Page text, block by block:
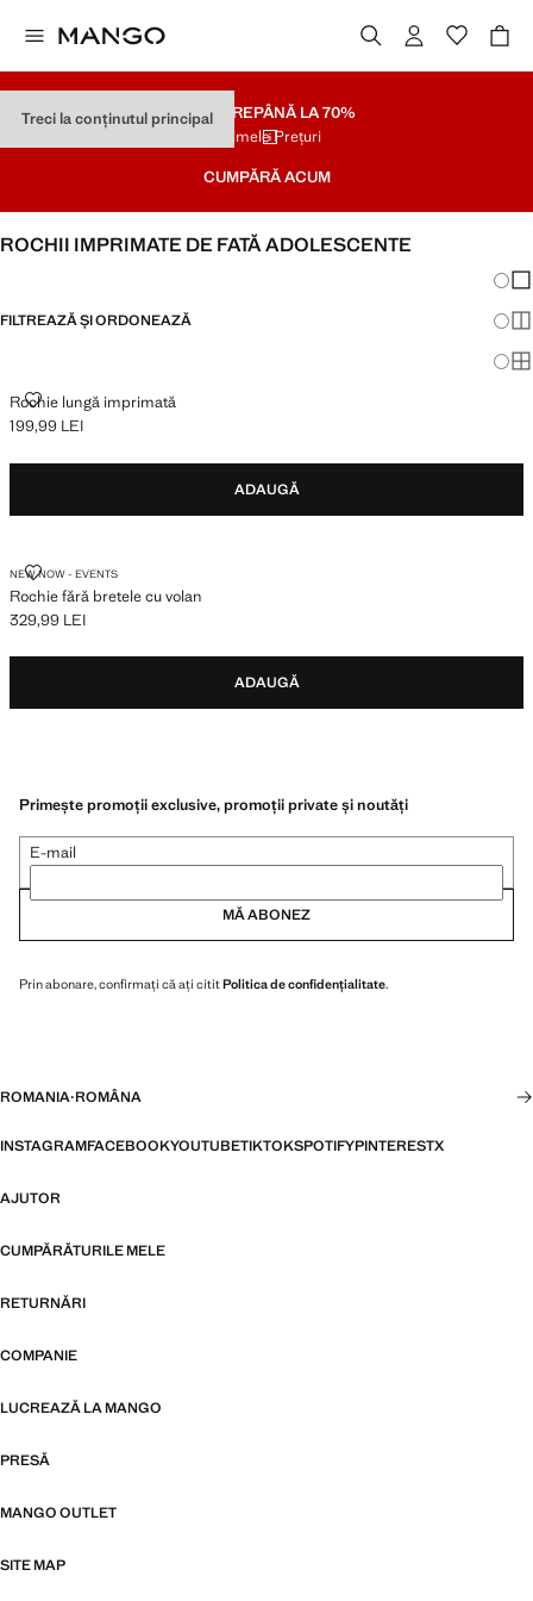
Treci la conținutul principalSOLDAREPÂNĂ LA 70%
Ultimele Prețuri
CUMPĂRĂ ACUM
ROCHII IMPRIMATE DE FATĂ ADOLESCENTE
FILTREAZĂ ȘI ORDONEAZĂ
Rochie lungă imprimată
ROCHIE LUNGĂ IMPRIMATĂ
Preț actual [199,99 LEI ]
199,99 LEI
ADAUGĂ
NEW NOW - EVENTS
Rochie fără bretele cu volan
ROCHIE FĂRĂ BRETELE CU VOLAN
Preț actual [329,99 LEI ]
329,99 LEI
ADAUGĂ
Primește promoții exclusive, promoții private și noutăți
E-mail
MĂ ABONEZ
Prin abonare, confirmați că ați cititPolitica de confidențialitate.
ROMANIA·ROMÂNA
INSTAGRAMFACEBOOKYOUTUBETIKTOKSPOTIFYPINTERESTX
AJUTOR
CUMPĂRĂTURILE MELE
RETURNĂRI
COMPANIE
LUCREAZĂ LA MANGO
PRESĂ
MANGO OUTLET
SITE MAP